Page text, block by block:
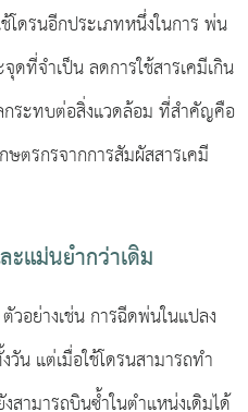
ดรนอีกประเภทหนึ่งในการ พ่น
ที่จำเป็น ลดการใช้สารเคมีเกิน
ระทบต่อสิ่งแวดล้อม ที่สำคัญคือ
ตรกรจากการสัมผัสสารเคมี
ะแม่นยำกว่าเดิม
วอย่างเช่น การฉีดพ่นในแปลง
วัน แต่เมื่อใช้โดรนสามารถทำ
สามารถบินซ้ำในตำแหน่งเดิมได้